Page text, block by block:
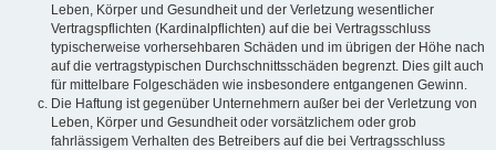
Leben, Körper und Gesundheit und der Verletzung wesentlicher
Vertragspflichten (Kardinalpflichten) auf die bei Vertragsschluss
typischerweise vorhersehbaren Schäden und im übrigen der Höhe nach
auf die vertragstypischen Durchschnittsschäden begrenzt. Dies gilt auch
für mittelbare Folgeschäden wie insbesondere entgangenen Gewinn.
Die Haftung ist gegenüber Unternehmern außer bei der Verletzung von
Leben, Körper und Gesundheit oder vorsätzlichem oder grob
fahrlässigem Verhalten des Betreibers auf die bei Vertragsschluss